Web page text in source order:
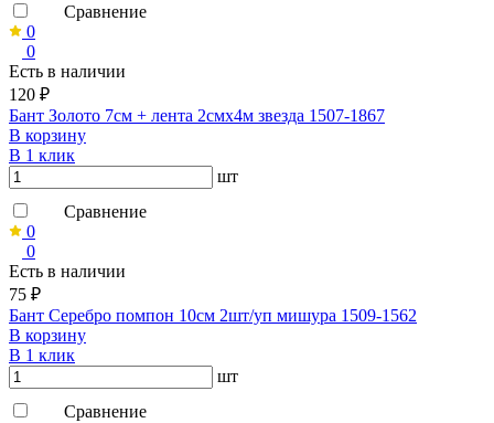
Сравнение
0
0
Есть в наличии
120 ₽
Бант Золото 7см + лента 2смх4м звезда 1507-1867
В корзину
В 1 клик
шт
Сравнение
0
0
Есть в наличии
75 ₽
Бант Серебро помпон 10см 2шт/уп мишура 1509-1562
В корзину
В 1 клик
шт
Сравнение